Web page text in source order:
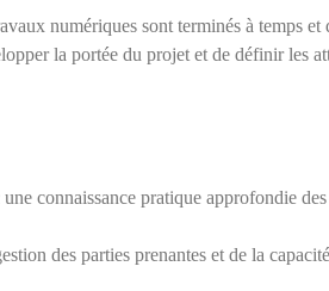
numériques sont terminés à temps et
la portée du projet et de définir les
connaissance pratique approfondie
des parties prenantes et de la